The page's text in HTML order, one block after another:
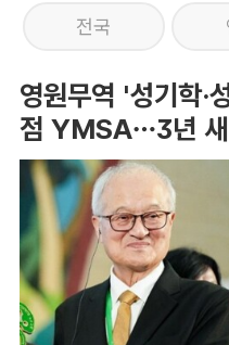
전국
영원무역 '성기학·
점 YMSA…3년 새